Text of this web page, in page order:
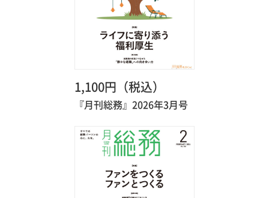
1,100円（税込）
『月刊総務』2026年3月号